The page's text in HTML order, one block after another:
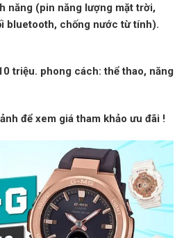
năng (pin năng lượng mặt trời,
bluetooth, chống nước từ tính).
triệu. phong cách:thể thao, năng
để xem giá tham khảo ưu đãi !